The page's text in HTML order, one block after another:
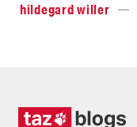
hildegard willer